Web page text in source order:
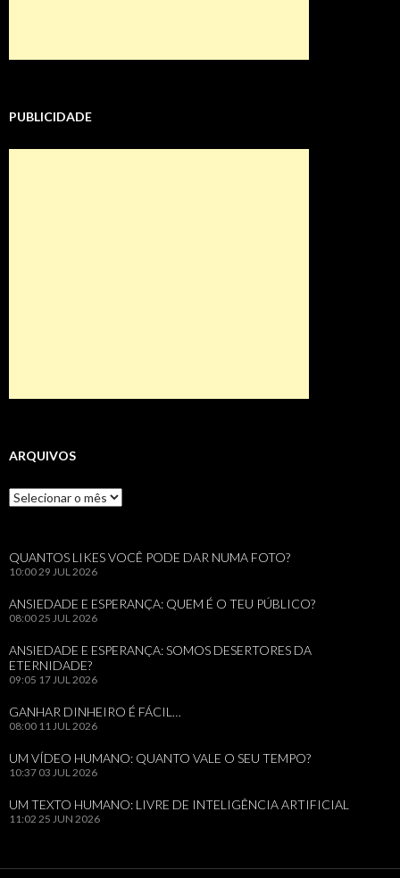
PUBLICIDADE
ARQUIVOS
Arquivos
QUANTOS LIKES VOCÊ PODE DAR NUMA FOTO?
10:0029 JUL 2026
ANSIEDADE E ESPERANÇA: QUEM É O TEU PÚBLICO?
08:0025 JUL 2026
ANSIEDADE E ESPERANÇA: SOMOS DESERTORES DA
ETERNIDADE?
09:05 17 JUL 2026
GANHAR DINHEIRO É FÁCIL…
08:00 11 JUL 2026
UM VÍDEO HUMANO: QUANTO VALE O SEU TEMPO?
10:37 03 JUL 2026
UM TEXTO HUMANO: LIVRE DE INTELIGÊNCIA ARTIFICIAL
11:02 25 JUN 2026